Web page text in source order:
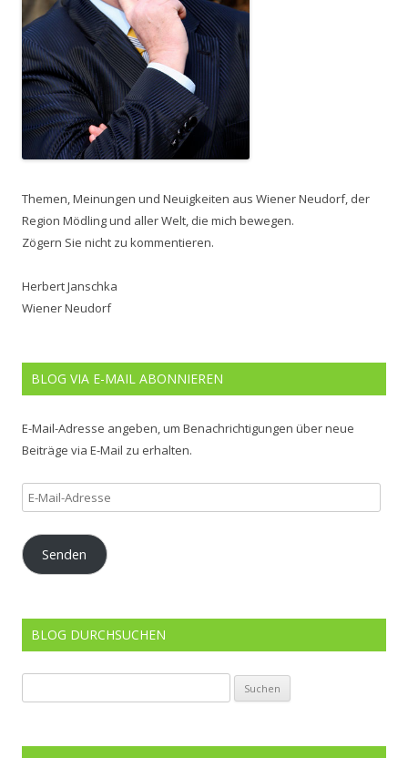
Themen, Meinungen und Neuigkeiten aus Wiener Neudorf, der
Region Mödling und aller Welt, die mich bewegen.
Zögern Sie nicht zu kommentieren.
Herbert Janschka
Wiener Neudorf
BLOG VIA E-MAIL ABONNIEREN
E-Mail-Adresse angeben, um Benachrichtigungen über neue
Beiträge via E-Mail zu erhalten.
E-
Mail-
Adresse
Senden
BLOG DURCHSUCHEN
nach: